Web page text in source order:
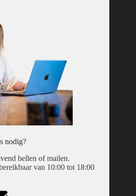
nodig?
bellen of mailen.
van 10:00 tot 18:00